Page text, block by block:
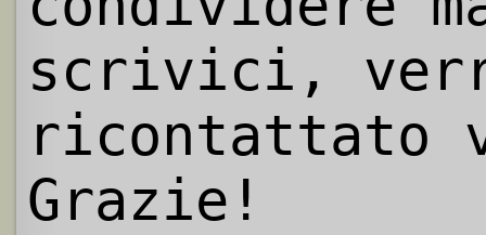
scrivici,
ricontattato
Grazie!